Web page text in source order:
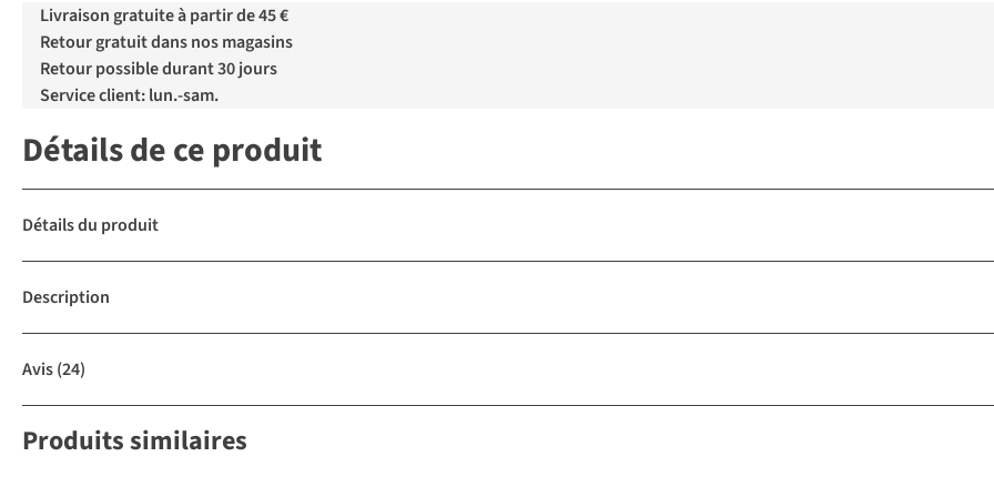
Livraison gratuite à partir de 45 €
Retour gratuit dans nos magasins
Retour possible durant 30 jours
Service client: lun.-sam.
Détails de ce produit
Détails du produit
Description
Avis(24)
Produits similaires
4 + 1 gratuit